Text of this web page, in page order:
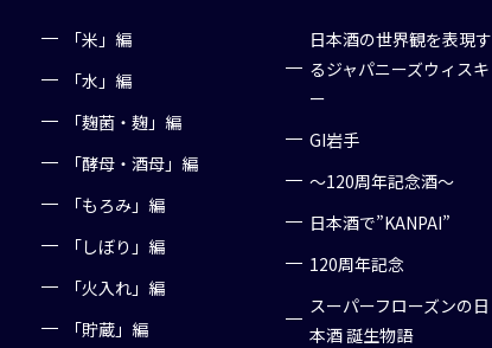
「米」編
「水」編
「麹菌・麹」編
「酵母・酒母」編
「もろみ」編
「しぼり」編
「火入れ」編
「貯蔵」編
日本酒の世界観を表現す
るジャパニーズウィスキ
ー
GI岩手
～120周年記念酒～
日本酒で”KANPAI”
120周年記念
スーパーフローズンの日
本酒 誕生物語